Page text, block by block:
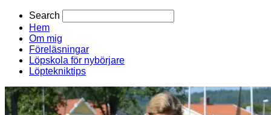
Search
Hem
Om mig
Föreläsningar
Löpskola för nybörjare
Löptekniktips